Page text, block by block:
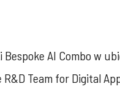
AI Combo w
R&D Team for Digital